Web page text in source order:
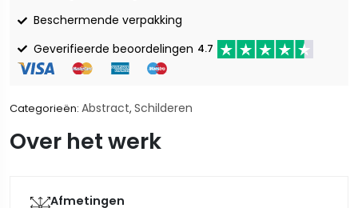
Beschermende verpakking
Geverifieerde beoordelingen 4.7
Categorieën: Abstract, Schilderen
Over het werk
Afmetingen